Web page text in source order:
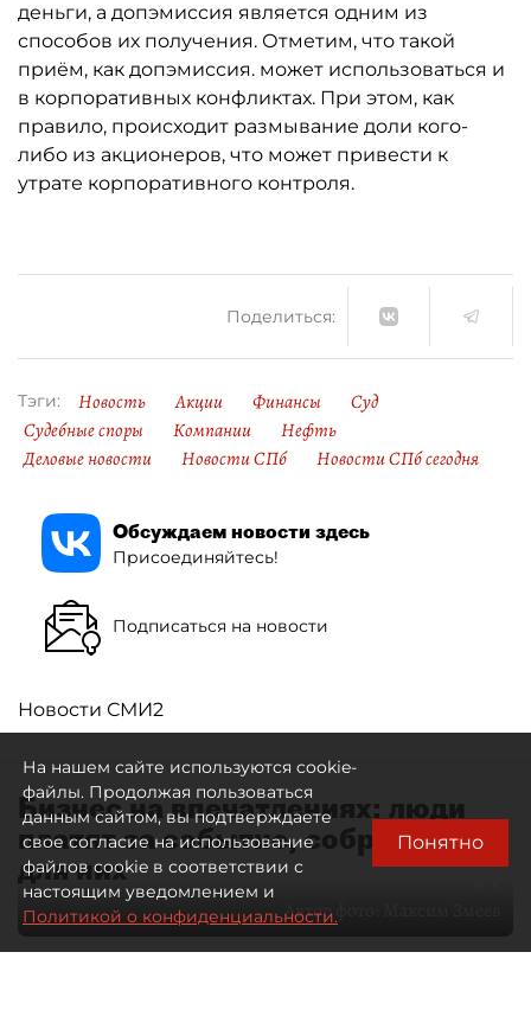
деньги, а допэмиссия является одним из
способов их получения. Отметим, что такой
приём, как допэмиссия. может использоваться и
в корпоративных конфликтах. При этом, как
правило, происходит размывание доли кого-
либо из акционеров, что может привести к
утрате корпоративного контроля.
Поделиться:
Тэги: Новость Акции Финансы
Суд
Судебные споры
Компании
Нефть
Деловые новости
Новости СПб Новости СПб сегодня
Обсуждаем новости здесь
Присоединяйтесь!
Подписаться на новости
Новости СМИ2
Бизнес на впечатлениях: люди
платят за событие, собранное
для них
Автор фото:
На нашем сайте используются cookie-
файлы. Продолжая пользоваться
данным сайтом, вы подтверждаете
свое согласие на использование
файлов cookie в соответствии с
настоящим уведомлением и
Политикой о конфиденциальности.
Понятно